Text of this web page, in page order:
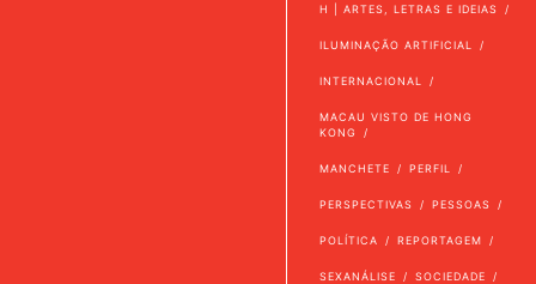
H | ARTES, LETRAS E IDEIAS
ILUMINAÇÃO ARTIFICIAL
INTERNACIONAL
MACAU VISTO DE HONG
KONG
MANCHETE PERFIL
PERSPECTIVAS PESSOAS
POLÍTICA REPORTAGEM
SEXANÁLISE SOCIEDADE